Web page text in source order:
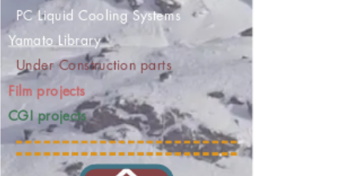
PC Liquid Cooling Systems
Yamato Library
Under Construction parts
Film projects
CGI projects